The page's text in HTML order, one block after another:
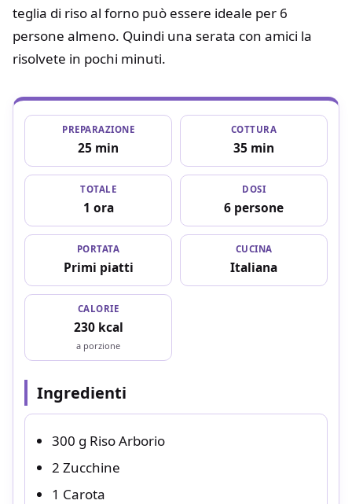
teglia di riso al forno può essere ideale per 6
persone almeno. Quindi una serata con amici la
risolvete in pochi minuti.
PREPARAZIONE
25 min
COTTURA
35 min
TOTALE
1 ora
DOSI
6 persone
PORTATA
Primi piatti
CUCINA
Italiana
CALORIE
230 kcal
a porzione
Ingredienti
300 g Riso Arborio
2 Zucchine
1 Carota